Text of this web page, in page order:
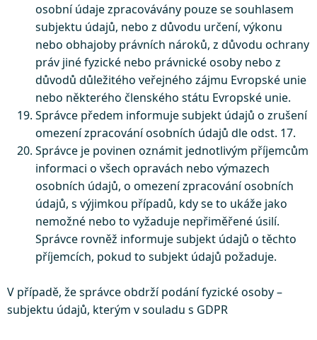
osobní údaje zpracovávány pouze se souhlasem
subjektu údajů, nebo z důvodu určení, výkonu
nebo obhajoby právních nároků, z důvodu ochrany
práv jiné fyzické nebo právnické osoby nebo z
důvodů důležitého veřejného zájmu Evropské unie
nebo některého členského státu Evropské unie.
Správce předem informuje subjekt údajů o zrušení
omezení zpracování osobních údajů dle odst. 17.
Správce je povinen oznámit jednotlivým příjemcům
informaci o všech opravách nebo výmazech
osobních údajů, o omezení zpracování osobních
údajů, s výjimkou případů, kdy se to ukáže jako
nemožné nebo to vyžaduje nepřiměřené úsilí.
Správce rovněž informuje subjekt údajů o těchto
příjemcích, pokud to subjekt údajů požaduje.
V případě, že správce obdrží podání fyzické osoby –
subjektu údajů, kterým v souladu s GDPR